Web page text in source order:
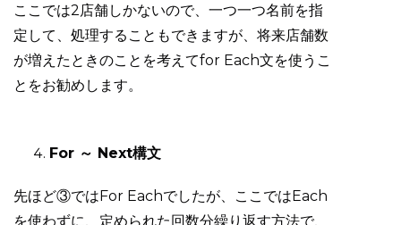
ここでは2店舗しかないので、一つ一つ名前を指
定して、処理することもできますが、将来店舗数
が増えたときのことを考えてfor Each文を使うこ
とをお勧めします。
For ～ Next構文
先ほど③ではFor Eachでしたが、ここではEach
を使わずに、定められた回数分繰り返す方法で、